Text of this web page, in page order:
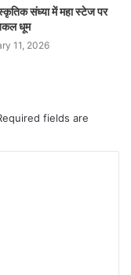
संध्या में महा स्टेज पर
धूम
11, 2026
fields are